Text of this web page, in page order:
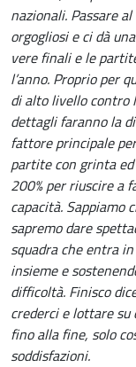
nazionali. Passare
orgogliosi e ci dà
vere finali e le
l’anno. Proprio per
di alto livello contro
dettagli faranno la
fattore principale
partite con grinta
200% per riuscire a
capacità. Sappiamo
sapremo dare
squadra che entra
insieme e
difficoltà. Finisco
crederci e lottare su
fino alla fine, solo
soddisfazioni.